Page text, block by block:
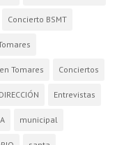
Concierto BSMT
Tomares Conciertos
DIRECCIÓN Entrevistas
municipal